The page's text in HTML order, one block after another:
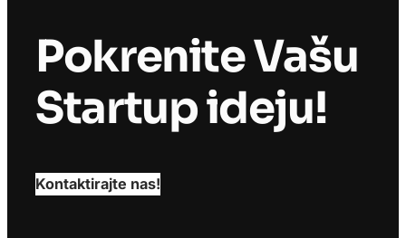
Pokrenite Vašu
Startup ideju!
Kontaktirajte nas!